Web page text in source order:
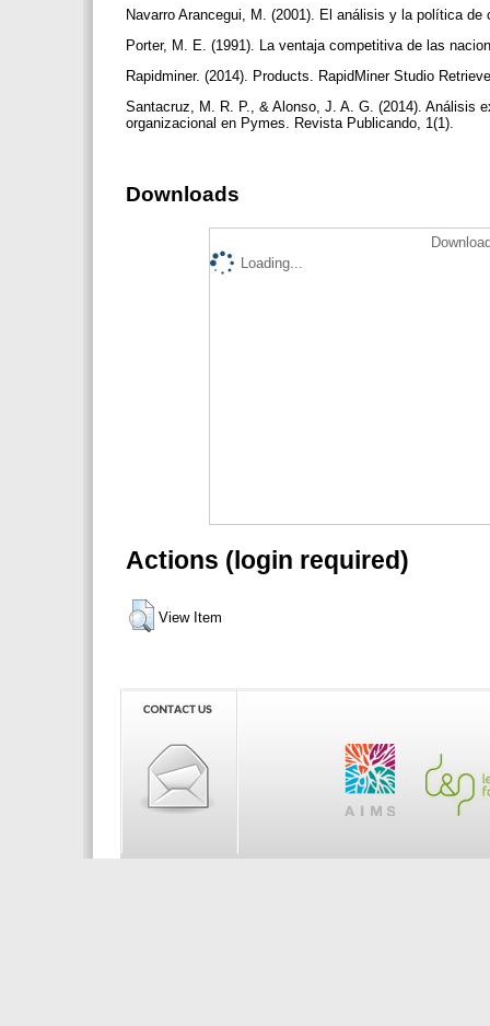
Navarro Arancegui, M. (2001). El análisis y la política
Porter, M. E. (1991). La ventaja competitiva de las
Rapidminer. (2014). Products. RapidMiner Studio
Santacruz, M. R. P., & Alonso, J. A. G. (2014). Análisis
organizacional en Pymes. Revista Publicando, 1(1).
Downloads
Loading...
Actions (login required)
View Item